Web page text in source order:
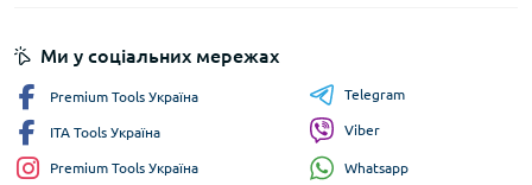
Ми у соціальних мережах
Premium Tools Україна
ITA Tools Україна
Premium Tools Україна
Telegram
Viber
Whatsapp